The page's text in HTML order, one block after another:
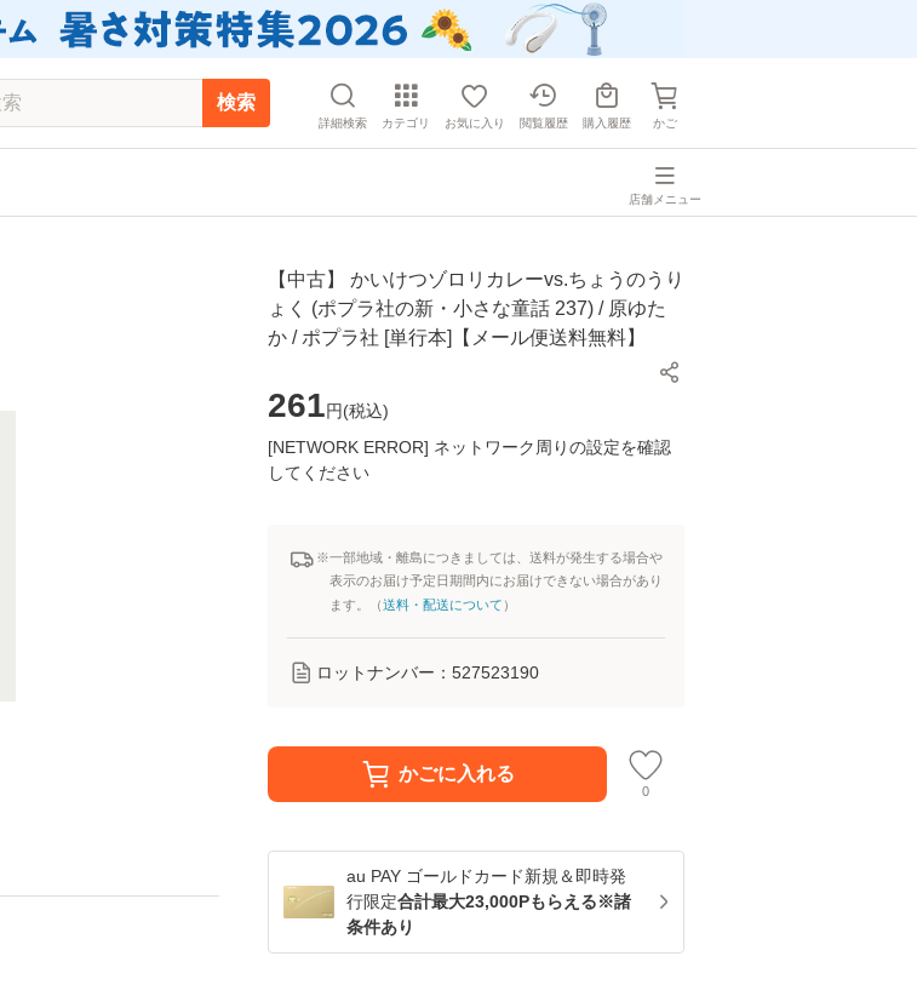
検索
詳細検索 カテゴリ お気に入り 閲覧履歴 購入履歴 かご
店舗メニュー
【中古】 かいけつゾロリカレーvs.ちょうのうり
ょく (ポプラ社の新・小さな童話 237) / 原ゆた
か / ポプラ社 [単行本]【メール便送料無料】
261円(税込)
[NETWORK ERROR] ネットワーク周りの設定を確認
してください
※一部地域・離島につきましては、送料が発生する場合や
表示のお届け予定日期間内にお届けできない場合があり
ます。（送料・配送について ）
ロットナンバー： 527523190
かごに入れる
0
au PAY ゴールドカード新規＆即時発
行限定合計最大23,000Pもらえる※諸
条件あり